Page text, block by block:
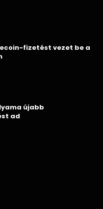
fizetést vezet be a
újabb
ad